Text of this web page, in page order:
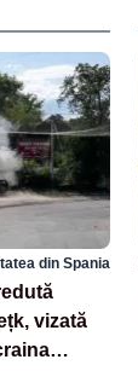
din Spania
vizată